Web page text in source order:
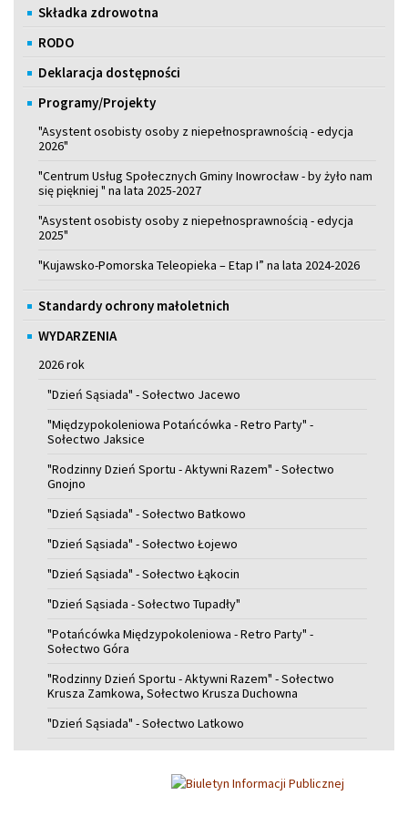
Składka zdrowotna
RODO
Deklaracja dostępności
Programy/Projekty
"Asystent osobisty osoby z niepełnosprawnością - edycja
2026"
"Centrum Usług Społecznych Gminy Inowrocław - by żyło nam
się piękniej " na lata 2025-2027
"Asystent osobisty osoby z niepełnosprawnością - edycja
2025"
"Kujawsko-Pomorska Teleopieka – Etap I” na lata 2024-2026
Standardy ochrony małoletnich
WYDARZENIA
2026 rok
"Dzień Sąsiada" - Sołectwo Jacewo
"Międzypokoleniowa Potańcówka - Retro Party" -
Sołectwo Jaksice
"Rodzinny Dzień Sportu - Aktywni Razem" - Sołectwo
Gnojno
"Dzień Sąsiada" - Sołectwo Batkowo
"Dzień Sąsiada" - Sołectwo Łojewo
"Dzień Sąsiada" - Sołectwo Łąkocin
"Dzień Sąsiada - Sołectwo Tupadły"
"Potańcówka Międzypokoleniowa - Retro Party" -
Sołectwo Góra
"Rodzinny Dzień Sportu - Aktywni Razem" - Sołectwo
Krusza Zamkowa, Sołectwo Krusza Duchowna
"Dzień Sąsiada" - Sołectwo Latkowo